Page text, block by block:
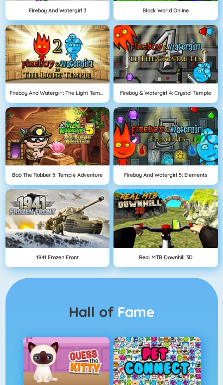
Fireboy And Watergirl 3 Block World Online
Fireboy And Watergirl: The Light Temple Fireboy & Watergirl 4: Crystal Temple
Bob The Robber 5: Temple Adventure Fireboy And Watergirl 5: Elements
1941 Frozen Front Real MTB Downhill 3D
Hall of Fame